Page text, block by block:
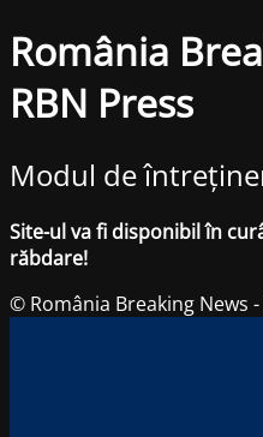
România
RBN Press
Modul de
Site-ul va fi disponibil în
răbdare!
© România Breaking News -